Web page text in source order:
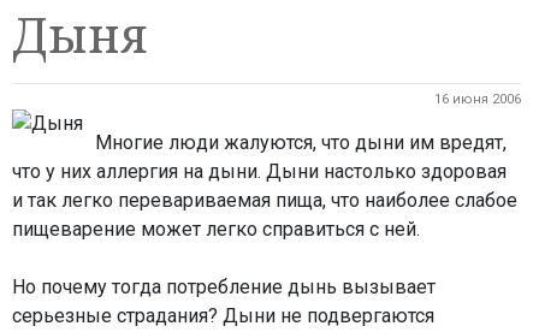
Дыня
16 июня 2006
Многие люди жалуются, что дыни им вредят,
что у них аллергия на дыни. Дыни настолько здоровая
и так легко перевариваемая пища, что наиболее слабое
пищеварение может легко справиться с ней.
Но почему тогда потребление дынь вызывает
серьезные страдания? Дыни не подвергаются